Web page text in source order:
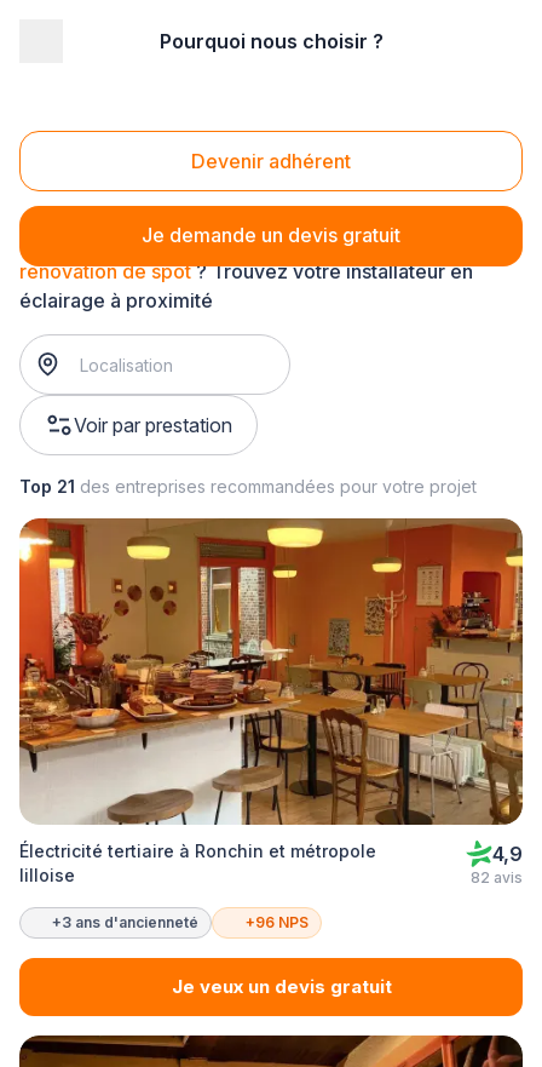
Pourquoi nous choisir ?
Devenir adhérent
Je demande un devis gratuit
Rénovation de spot
rénovation de spot? Trouvez votre installateur en
éclairage à proximité
Voir par prestation
Top 21 des entreprises recommandées pour votre projet
Électricité tertiaire à Ronchin et métropole
lilloise
4,9
82 avis
+3 ans d'ancienneté +96 NPS
Je veux un devis gratuit